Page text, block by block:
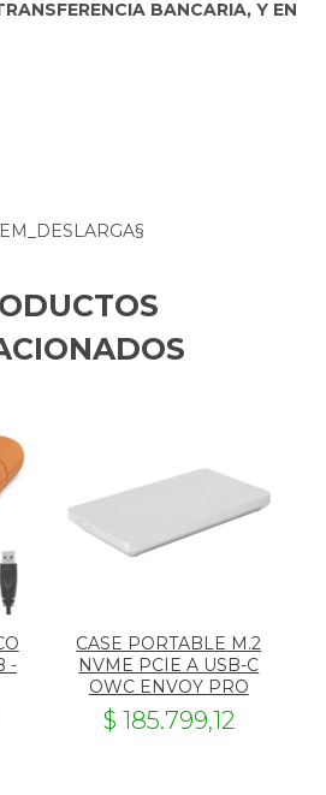
BANCARIA, Y EN
-
CASE PORTABLE M.2
NVME PCIE A USB-C
OWC ENVOY PRO
$ 185.799,12